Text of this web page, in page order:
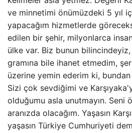
ve minnetimi önümüzdeki 5 yıl
yapacağım hizmetlerde
edilen bir şehir, milyonlarca
ülke var. Biz bunun
gramına bile ihanet etmedim,
üzerine yemin ederim ki,
Sizi çok sevdiğimi ve
olduğumu asla unutmayın. Seni
aranızda olacağım. Yaşasın
yaşasın Türkiye Cumhuriyeti